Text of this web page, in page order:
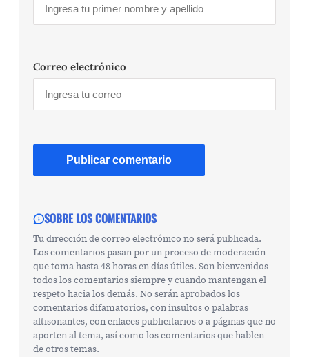
Correo electrónico
SOBRE LOS COMENTARIOS
Tu dirección de correo electrónico no será publicada.
Los comentarios pasan por un proceso de moderación
que toma hasta 48 horas en días útiles. Son bienvenidos
todos los comentarios siempre y cuando mantengan el
respeto hacia los demás. No serán aprobados los
comentarios difamatorios, con insultos o palabras
altisonantes, con enlaces publicitarios o a páginas que no
aporten al tema, así como los comentarios que hablen
de otros temas.